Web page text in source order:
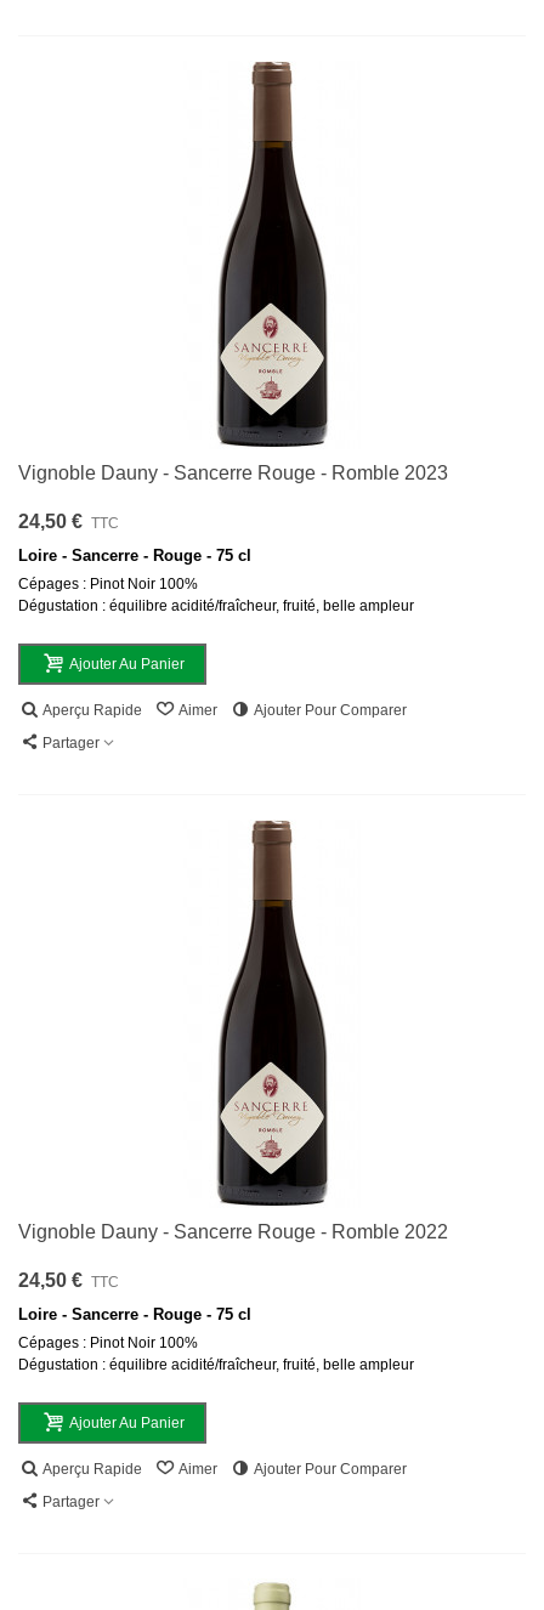
Vignoble Dauny - Sancerre Rouge - Romble 2023
24,50 € TTC
Loire - Sancerre - Rouge - 75 cl
Cépages : Pinot Noir 100%
Dégustation : équilibre acidité/fraîcheur, fruité, belle ampleur
Ajouter Au Panier
Aperçu Rapide Aimer
Ajouter Pour Comparer
Partager
Vignoble Dauny - Sancerre Rouge - Romble 2022
24,50 € TTC
Loire - Sancerre - Rouge - 75 cl
Cépages : Pinot Noir 100%
Dégustation : équilibre acidité/fraîcheur, fruité, belle ampleur
Ajouter Au Panier
Aperçu Rapide Aimer
Ajouter Pour Comparer
Partager